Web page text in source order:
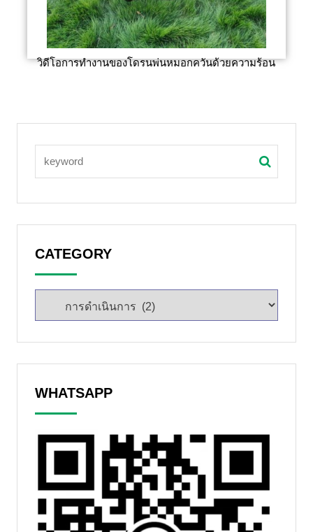
วิดีโอการทำงานของโดรนพ่นหมอกควันด้วยความร้อน
CATEGORY
WHATSAPP